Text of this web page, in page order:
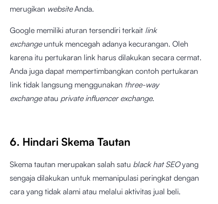
merugikan websiteAnda.
Google memiliki aturan tersendiri terkait link
exchange untuk mencegah adanya kecurangan. Oleh
karena itu pertukaran link harus dilakukan secara cermat.
Anda juga dapat mempertimbangkan contoh pertukaran
link tidak langsung menggunakan three-way
exchangeatau private influencer exchange.
6. Hindari Skema Tautan
Skema tautan merupakan salah satu black hat SEOyang
sengaja dilakukan untuk memanipulasi peringkat dengan
cara yang tidak alami atau melalui aktivitas jual beli.